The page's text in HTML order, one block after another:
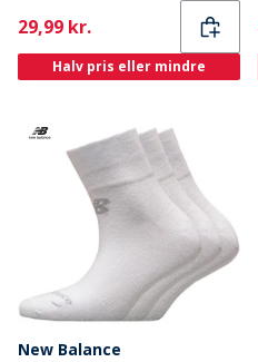
Current
29,99 kr.
Halv pris eller mindre
New Balance